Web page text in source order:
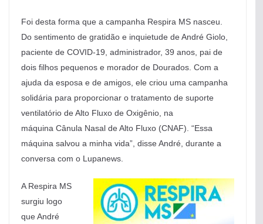
Foi desta forma que a campanha Respira MS nasceu.
Do sentimento de gratidão e inquietude de André Giolo,
paciente de COVID-19, administrador, 39 anos, pai de
dois filhos pequenos e morador de Dourados. Com a
ajuda da esposa e de amigos, ele criou uma campanha
solidária para proporcionar o tratamento de suporte
ventilatório de Alto Fluxo de Oxigênio, na
máquina Cânula Nasal de Alto Fluxo (CNAF). “Essa
máquina salvou a minha vida”, disse André, durante a
conversa com o Lupanews.
A Respira MS
surgiu logo
que André